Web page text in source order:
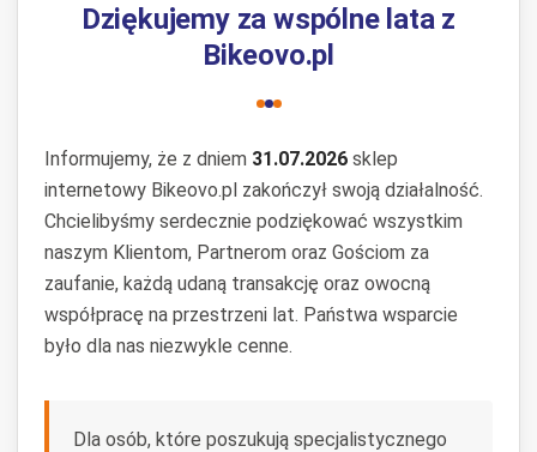
Dziękujemy za wspólne lata z
Bikeovo.pl
Informujemy, że z dniem 31.07.2026 sklep
internetowy Bikeovo.pl zakończył swoją działalność.
Chcielibyśmy serdecznie podziękować wszystkim
naszym Klientom, Partnerom oraz Gościom za
zaufanie, każdą udaną transakcję oraz owocną
współpracę na przestrzeni lat. Państwa wsparcie
było dla nas niezwykle cenne.
Dla osób, które poszukują specjalistycznego